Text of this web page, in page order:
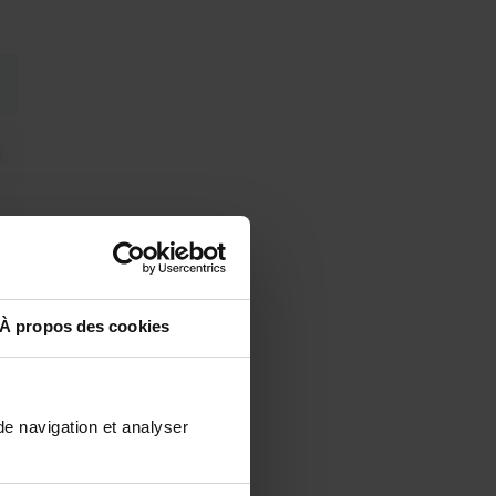
À propos des cookies
navigation et analyser